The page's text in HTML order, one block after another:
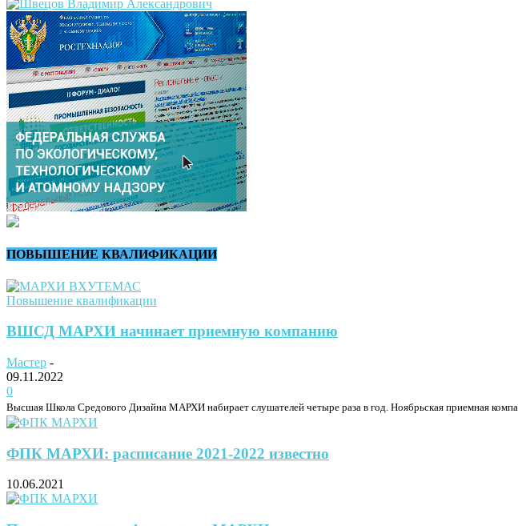
ПОВЫШЕНИЕ КВАЛИФИКАЦИИ
Повышение квалификации
ВШСД МАРХИ начинает приемную компанию
Мастер -
09.11.2022
0
Высшая Школа Средового Дизайна МАРХИ набирает слушателей четыре раза в год. Ноябрьская приемная
ФПК МАРХИ: расписание 2021-2022 известно
10.06.2021